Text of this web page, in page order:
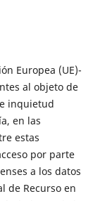
Europea (UE)-
al objeto de
inquietud
en las
estas
por parte
a los datos
de Recurso en